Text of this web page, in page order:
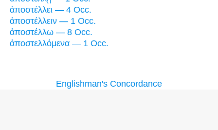
ἀποστέλλει — 4 Occ.
ἀποστέλλειν — 1 Occ.
ἀποστέλλω — 8 Occ.
ἀποστελλόμενα — 1 Occ.
Englishman's Concordance